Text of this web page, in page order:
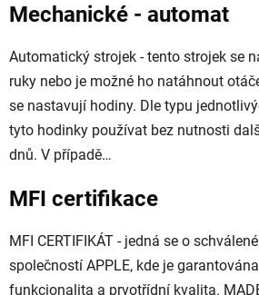
Mechanické - automat
Automatický strojek - tento strojek se
ruky nebo je možné ho natáhnout
se nastavují hodiny. Dle typu
tyto hodinky používat bez nutnosti
dnů. V případě…
MFI certifikace
MFI CERTIFIKÁT - jedná se o
společností APPLE, kde je
funkcionalita a prvotřídní kvalita.